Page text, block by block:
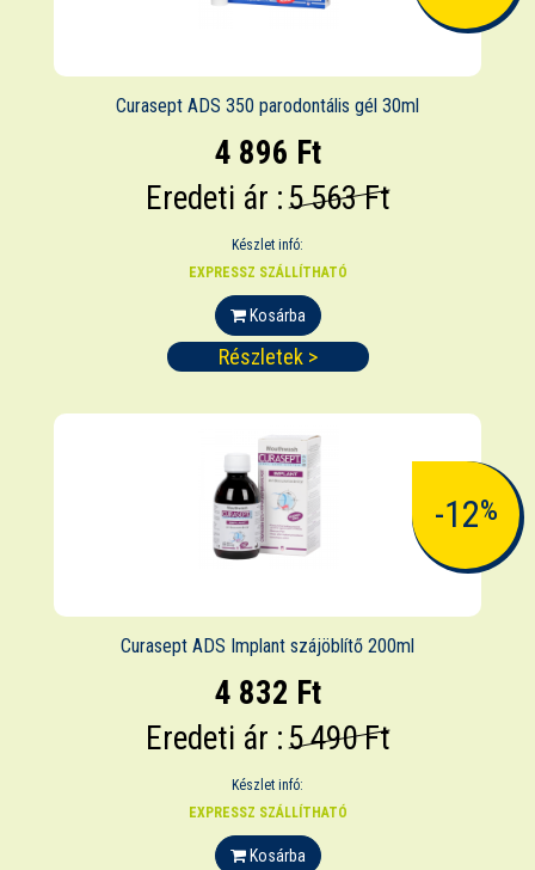
Curasept ADS 350 parodontális gél 30ml
4 896 Ft
Eredeti ár :5 563 Ft
Készlet infó:
EXPRESSZ SZÁLLÍTHATÓ
Kosárba
Részletek >
-12%
Curasept ADS Implant szájöblítő 200ml
4 832 Ft
Eredeti ár :5 490 Ft
Készlet infó:
EXPRESSZ SZÁLLÍTHATÓ
Kosárba